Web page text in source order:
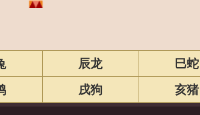
辰龙
巳蛇
戌狗 亥猪